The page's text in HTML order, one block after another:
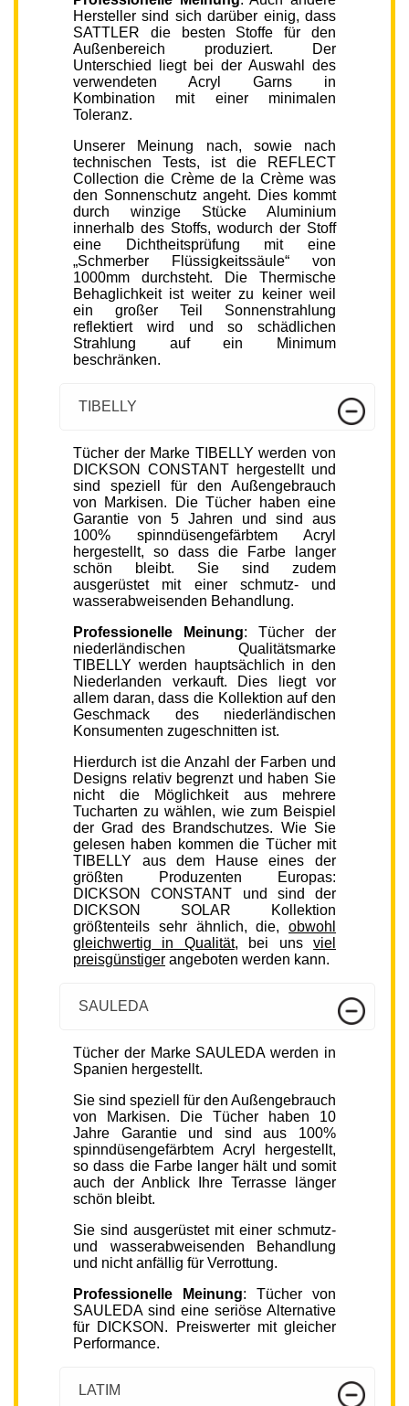
Hersteller sind sich darüber einig, dass
SATTLER die besten Stoffe für den
Außenbereich produziert. Der
Unterschied liegt bei der Auswahl des
verwendeten Acryl Garns in
Kombination mit einer minimalen
Toleranz.
Unserer Meinung nach, sowie nach
technischen Tests, ist die REFLECT
Collection die Crème de la Crème was
den Sonnenschutz angeht. Dies kommt
durch winzige Stücke Aluminium
innerhalb des Stoffs, wodurch der Stoff
eine Dichtheitsprüfung mit eine
„Schmerber Flüssigkeitssäule“ von
1000mm durchsteht. Die Thermische
Behaglichkeit ist weiter zu keiner weil
ein großer Teil Sonnenstrahlung
reflektiert wird und so schädlichen
Strahlung auf ein Minimum
beschränken.
TIBELLY
Tücher der Marke TIBELLY werden von
DICKSON CONSTANT hergestellt und
sind speziell für den Außengebrauch
von Markisen. Die Tücher haben eine
Garantie von 5 Jahren und sind aus
100% spinndüsengefärbtem Acryl
hergestellt, so dass die Farbe langer
schön bleibt. Sie sind zudem
ausgerüstet mit einer schmutz- und
wasserabweisenden Behandlung.
Professionelle Meinung: Tücher der
niederländischen Qualitätsmarke
TIBELLY werden hauptsächlich in den
Niederlanden verkauft. Dies liegt vor
allem daran, dass die Kollektion auf den
Geschmack des niederländischen
Konsumenten zugeschnitten ist.
Hierdurch ist die Anzahl der Farben und
Designs relativ begrenzt und haben Sie
nicht die Möglichkeit aus mehrere
Tucharten zu wählen, wie zum Beispiel
der Grad des Brandschutzes. Wie Sie
gelesen haben kommen die Tücher mit
TIBELLY aus dem Hause eines der
größten Produzenten Europas:
DICKSON CONSTANT und sind der
DICKSON SOLAR Kollektion
größtenteils sehr ähnlich, die, obwohl
gleichwertig in Qualität, bei unsviel
preisgünstiger angeboten werden kann.
SAULEDA
Tücher der Marke SAULEDA werden in
Spanien hergestellt.
Sie sind speziell für den Außengebrauch
von Markisen. Die Tücher haben 10
Jahre Garantie und sind aus 100%
spinndüsengefärbtem Acryl hergestellt,
so dass die Farbe langer hält und somit
auch der Anblick Ihre Terrasse länger
schön bleibt.
Sie sind ausgerüstet mit einer schmutz-
und wasserabweisenden Behandlung
und nicht anfällig für Verrottung.
Professionelle Meinung: Tücher von
SAULEDA sind eine seriöse Alternative
für DICKSON. Preiswerter mit gleicher
Performance.
LATIM